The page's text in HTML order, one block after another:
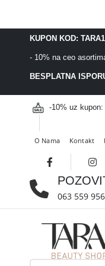
KUPON KOD:
- 10% na ceo
BESPLATNA
-10% uz kupon:
O Nama Kontakt
063 559 956